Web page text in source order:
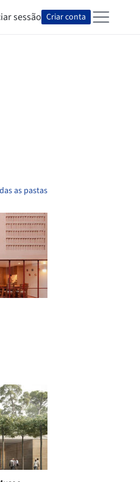
sessão Criar conta
as pastas